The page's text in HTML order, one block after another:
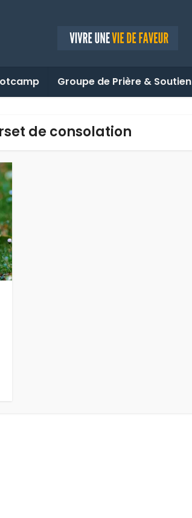
Groupe de Prière & Soutien
de consolation